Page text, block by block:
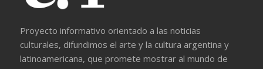
Proyecto informativo orientado a las noticias
culturales, difundimos el arte y la cultura argentina y
latinoamericana, que promete mostrar al mundo de